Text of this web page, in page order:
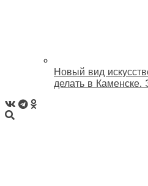
Новый вид
делать в